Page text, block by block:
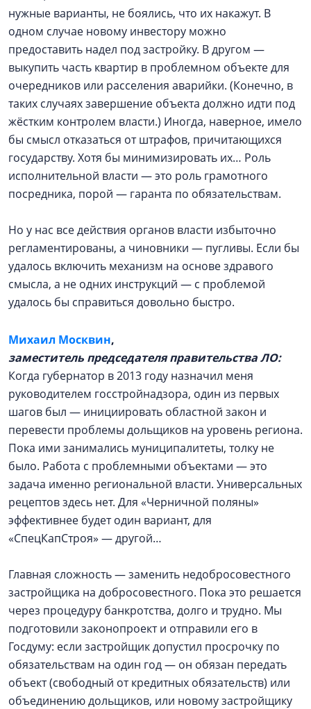
нужные варианты, не боялись, что их накажут. В
одном случае новому инвестору можно
предоставить надел под застройку. В другом —
выкупить часть квартир в проблемном объекте для
очередников или расселения аварийки. (Конечно, в
таких случаях завершение объекта должно идти под
жёстким контролем власти.) Иногда, наверное, имело
бы смысл отказаться от штрафов, причитающихся
государству. Хотя бы минимизировать их… Роль
исполнительной власти — это роль грамотного
посредника, порой — гаранта по обязательствам.
Но у нас все действия органов власти избыточно
регламентированы, а чиновники — пугливы. Если бы
удалось включить механизм на основе здравого
смысла, а не одних инструкций — с проблемой
удалось бы справиться довольно быстро.
Михаил Москвин,
заместитель председателя правительства ЛО:
Когда губернатор в 2013 году назначил меня
руководителем госстройнадзора, один из первых
шагов был — инициировать областной закон и
перевести проблемы дольщиков на уровень региона.
Пока ими занимались муниципалитеты, толку не
было. Работа с проблемными объектами — это
задача именно региональной власти. Универсальных
рецептов здесь нет. Для «Черничной поляны»
эффективнее будет один вариант, для
«СпецКапСтроя» — другой…
Главная сложность — заменить недобросовестного
застройщика на добросовестного. Пока это решается
через процедуру банкротства, долго и трудно. Мы
подготовили законопроект и отправили его в
Госдуму: если застройщик допустил просрочку по
обязательствам на один год — он обязан передать
объект (свободный от кредитных обязательств) или
объединению дольщиков, или новому застройщику